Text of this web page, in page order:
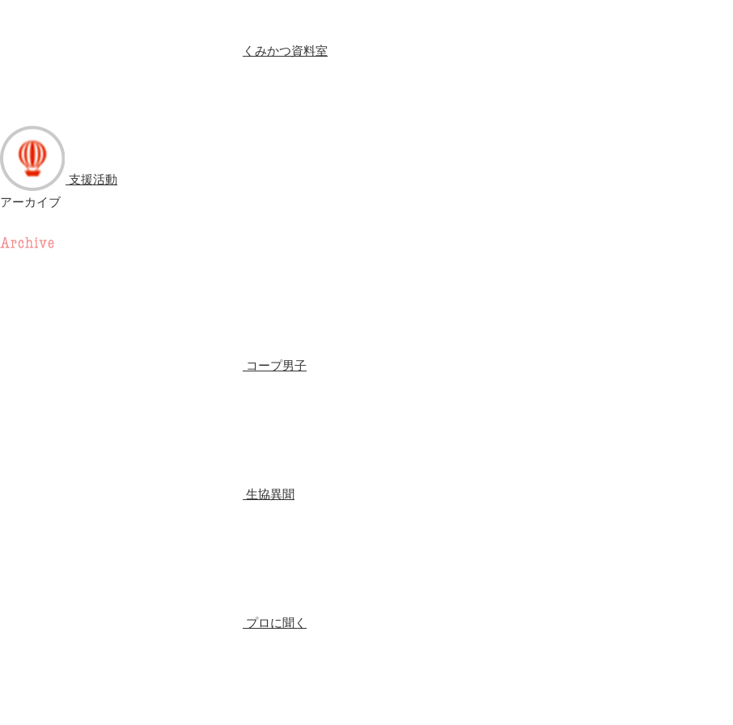
くみかつ資料室
支援活動
アーカイブ
コープ男子
生協異聞
プロに聞く